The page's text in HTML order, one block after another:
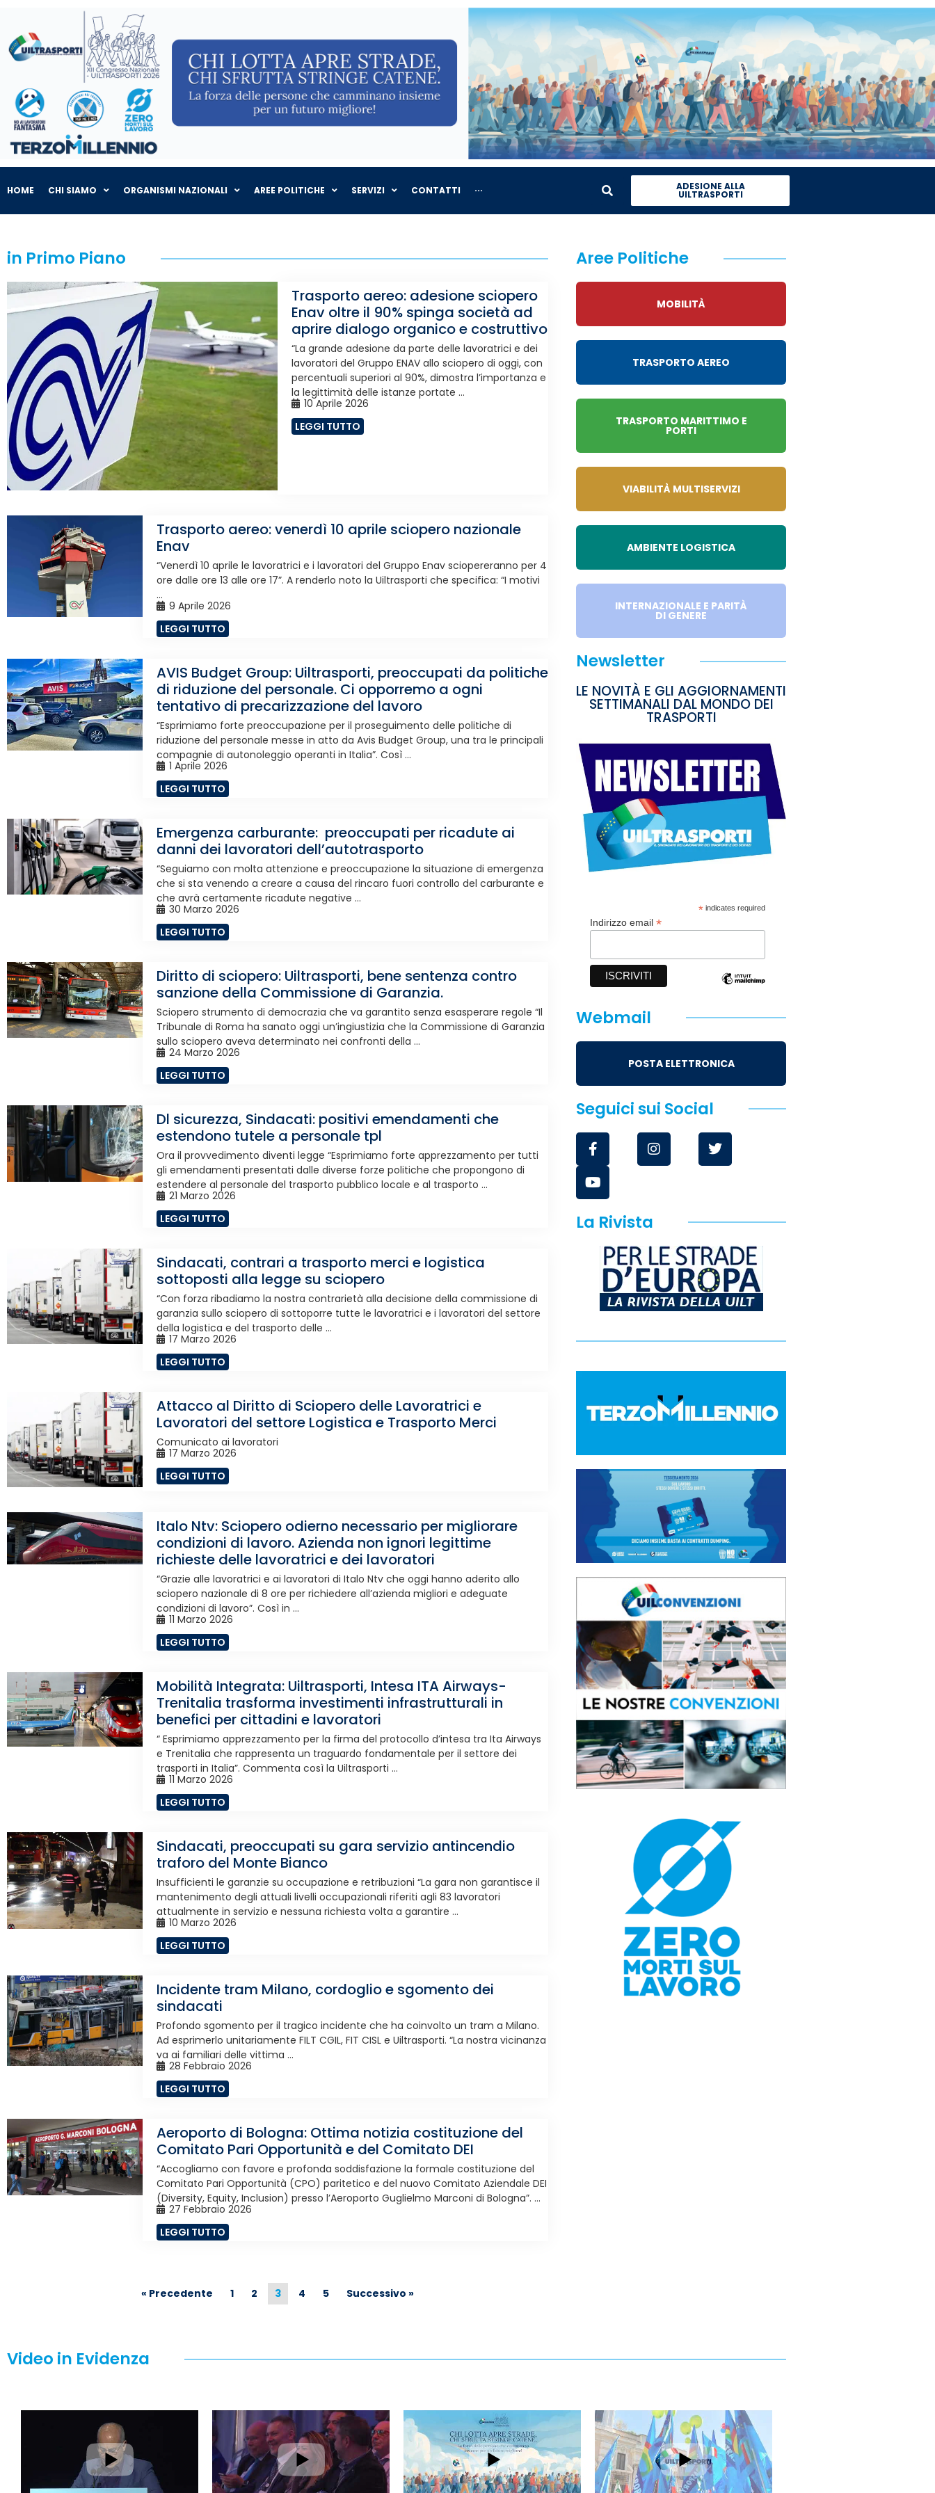
HOME CHI SIAMO ORGANISMI NAZIONALI AREE POLITICHE SERVIZI CONTATTI ··· ADESIONE ALLA
UILTRASPORTI
in Primo Piano
Trasporto aereo: adesione sciopero
Enav oltre il 90% spinga società ad
aprire dialogo organico e costruttivo
“La grande adesione da parte delle lavoratrici e dei
lavoratori del Gruppo ENAV allo sciopero di oggi, con
percentuali superiori al 90%, dimostra l’importanza e
la legittimità delle istanze portate ...
10 Aprile 2026
LEGGI TUTTO
Trasporto aereo: venerdì 10 aprile sciopero nazionale
Enav
“Venerdì 10 aprile le lavoratrici e i lavoratori del Gruppo Enav sciopereranno per 4
ore dalle ore 13 alle ore 17”. A renderlo noto la Uiltrasporti che specifica: “I motivi
...
9 Aprile 2026
LEGGI TUTTO
AVIS Budget Group: Uiltrasporti, preoccupati da politiche
di riduzione del personale. Ci opporremo a ogni
tentativo di precarizzazione del lavoro
“Esprimiamo forte preoccupazione per il proseguimento delle politiche di
riduzione del personale messe in atto da Avis Budget Group, una tra le principali
compagnie di autonoleggio operanti in Italia”. Così ...
1 Aprile 2026
LEGGI TUTTO
Emergenza carburante: preoccupati per ricadute ai
danni dei lavoratori dell’autotrasporto
“Seguiamo con molta attenzione e preoccupazione la situazione di emergenza
che si sta venendo a creare a causa del rincaro fuori controllo del carburante e
che avrà certamente ricadute negative ...
30 Marzo 2026
LEGGI TUTTO
Diritto di sciopero: Uiltrasporti, bene sentenza contro
sanzione della Commissione di Garanzia.
Sciopero strumento di democrazia che va garantito senza esasperare regole “Il
Tribunale di Roma ha sanato oggi un’ingiustizia che la Commissione di Garanzia
sullo sciopero aveva determinato nei confronti della ...
24 Marzo 2026
LEGGI TUTTO
Dl sicurezza, Sindacati: positivi emendamenti che
estendono tutele a personale tpl
Ora il provvedimento diventi legge “Esprimiamo forte apprezzamento per tutti
gli emendamenti presentati dalle diverse forze politiche che propongono di
estendere al personale del trasporto pubblico locale e al trasporto ...
21 Marzo 2026
LEGGI TUTTO
Sindacati, contrari a trasporto merci e logistica
sottoposti alla legge su sciopero
“Con forza ribadiamo la nostra contrarietà alla decisione della commissione di
garanzia sullo sciopero di sottoporre tutte le lavoratrici e i lavoratori del settore
della logistica e del trasporto delle ...
17 Marzo 2026
LEGGI TUTTO
Attacco al Diritto di Sciopero delle Lavoratrici e
Lavoratori del settore Logistica e Trasporto Merci
Comunicato ai lavoratori
17 Marzo 2026
LEGGI TUTTO
Italo Ntv: Sciopero odierno necessario per migliorare
condizioni di lavoro. Azienda non ignori legittime
richieste delle lavoratrici e dei lavoratori
“Grazie alle lavoratrici e ai lavoratori di Italo Ntv che oggi hanno aderito allo
sciopero nazionale di 8 ore per richiedere all’azienda migliori e adeguate
condizioni di lavoro”. Così in ...
11 Marzo 2026
LEGGI TUTTO
Mobilità Integrata: Uiltrasporti, Intesa ITA Airways-
Trenitalia trasforma investimenti infrastrutturali in
benefici per cittadini e lavoratori
“ Esprimiamo apprezzamento per la firma del protocollo d’intesa tra Ita Airways
e Trenitalia che rappresenta un traguardo fondamentale per il settore dei
trasporti in Italia”. Commenta così la Uiltrasporti ...
11 Marzo 2026
LEGGI TUTTO
Sindacati, preoccupati su gara servizio antincendio
traforo del Monte Bianco
Insufficienti le garanzie su occupazione e retribuzioni “La gara non garantisce il
mantenimento degli attuali livelli occupazionali riferiti agli 83 lavoratori
attualmente in servizio e nessuna richiesta volta a garantire ...
10 Marzo 2026
LEGGI TUTTO
Incidente tram Milano, cordoglio e sgomento dei
sindacati
Profondo sgomento per il tragico incidente che ha coinvolto un tram a Milano.
Ad esprimerlo unitariamente FILT CGIL, FIT CISL e Uiltrasporti. “La nostra vicinanza
va ai familiari delle vittima ...
28 Febbraio 2026
LEGGI TUTTO
Aeroporto di Bologna: Ottima notizia costituzione del
Comitato Pari Opportunità e del Comitato DEI
“Accogliamo con favore e profonda soddisfazione la formale costituzione del
Comitato Pari Opportunità (CPO) paritetico e del nuovo Comitato Aziendale DEI
(Diversity, Equity, Inclusion) presso l’Aeroporto Guglielmo Marconi di Bologna”. ...
27 Febbraio 2026
LEGGI TUTTO
« Precedente 1 2 3 4 5 Successivo »
Aree Politiche
MOBILITÀ
TRASPORTO AEREO
TRASPORTO MARITTIMO E
PORTI
VIABILITÀ MULTISERVIZI
AMBIENTE LOGISTICA
INTERNAZIONALE E PARITÀ
DI GENERE
Newsletter
LE NOVITÀ E GLI AGGIORNAMENTI
SETTIMANALI DAL MONDO DEI
TRASPORTI
*indicates required
Indirizzo email *
Webmail
POSTA ELETTRONICA
Seguici sui Social
La Rivista
Video in Evidenza